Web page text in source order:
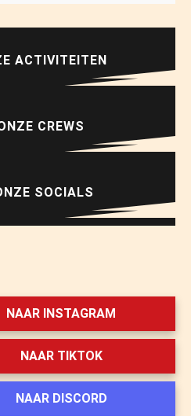
ACTIVITEITEN
CREWS
SOCIALS
NAAR INSTAGRAM
NAAR TIKTOK
NAAR DISCORD